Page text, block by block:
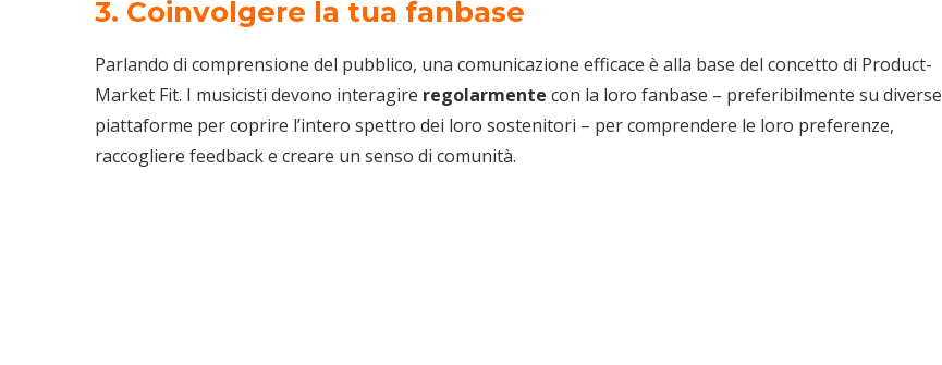
3. Coinvolgere la tua fanbase
Parlando di comprensione del pubblico, una comunicazione efficace è alla base del concetto di Product-
Market Fit. I musicisti devono interagire regolarmente con la loro fanbase – preferibilmente su diverse
piattaforme per coprire l’intero spettro dei loro sostenitori – per comprendere le loro preferenze,
raccogliere feedback e creare un senso di comunità.